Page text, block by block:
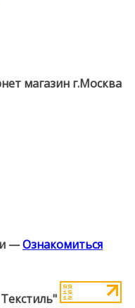
магазин г.Москва
—Ознакомиться